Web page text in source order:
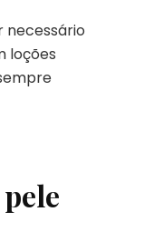
necessário
loções